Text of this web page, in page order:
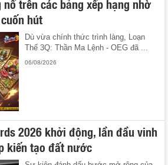
hút
Dù vừa chính thức trình làng, Loạn
Thế 3Q: Thần Ma Lệnh - OEG đã ...
06/08/2026
2026 khởi động, lần đầu vinh
kiến tạo đất nước